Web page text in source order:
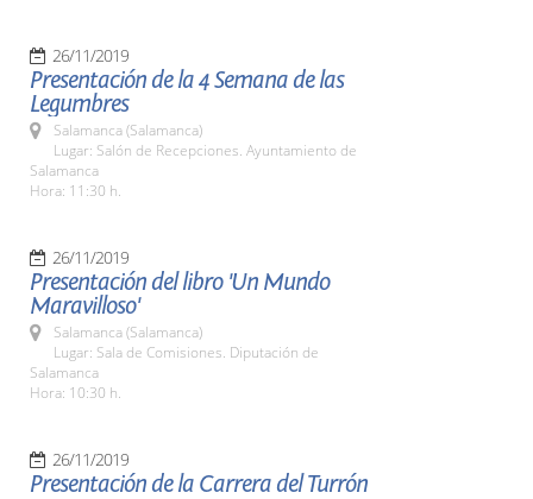
26/11/2019
Presentación de la 4 Semana de las
Legumbres
Salamanca (Salamanca)
Lugar: Salón de Recepciones. Ayuntamiento de
Salamanca
Hora: 11:30 h.
26/11/2019
Presentación del libro 'Un Mundo
Maravilloso'
Salamanca (Salamanca)
Lugar: Sala de Comisiones. Diputación de
Salamanca
Hora: 10:30 h.
26/11/2019
Presentación de la Carrera del Turrón